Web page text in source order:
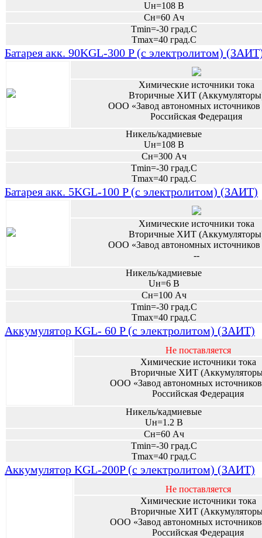
Uн=108 В
Сн=60 Ач
Tmin=-30 град.С
Tmax=40 град.С
Батарея акк. 90KGL-300 P (с электролитом)
Химические источники тока
Вторичные ХИТ
ООО «Завод автономных источников
Российская Федерация
Никель/кадмиевые
Uн=108 В
Сн=300 Ач
Tmin=-30 град.С
Tmax=40 град.С
Батарея акк. 5KGL-100 P (с электролитом) (ЗАИТ)
Химические источники тока
Вторичные ХИТ
ООО «Завод автономных источников
--
Никель/кадмиевые
Uн=6 В
Сн=100 Ач
Tmin=-30 град.С
Tmax=40 град.С
Аккумулятор KGL- 60 P (с электролитом) (ЗАИТ)
Не поставляется
Химические источники тока
Вторичные ХИТ
ООО «Завод автономных источников
Российская Федерация
Никель/кадмиевые
Uн=1.2 В
Сн=60 Ач
Tmin=-30 град.С
Tmax=40 град.С
Аккумулятор KGL-200P (с электролитом) (ЗАИТ)
Не поставляется
Химические источники тока
Вторичные ХИТ
ООО «Завод автономных источников
Российская Федерация